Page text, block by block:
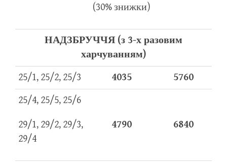
(30% знижки)
НАДЗБРУЧЧЯ (з 3-х разовим
харчуванням)
25/1, 25/2, 25/3
4035
5760
25/4, 25/5, 25/6
29/1, 29/2, 29/3,
29/4
4790 6840